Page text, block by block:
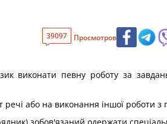
39097 Просмотров
виконати певну роботу за
або на виконання іншої роботи з